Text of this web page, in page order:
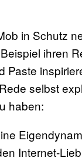
in Schutz
ihren
selbst
haben:
Internet-